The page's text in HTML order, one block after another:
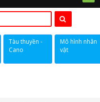
Tàu thuyền -
Cano
Mô hình nhân
vật